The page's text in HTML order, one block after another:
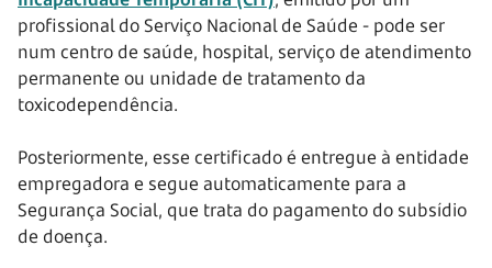
profissional do Serviço Nacional de Saúde - pode ser
num centro de saúde, hospital, serviço de atendimento
permanente ou unidade de tratamento da
toxicodependência.
Posteriormente, esse certificado é entregue à entidade
empregadora e segue automaticamente para a
Segurança Social, que trata do pagamento do subsídio
de doença.